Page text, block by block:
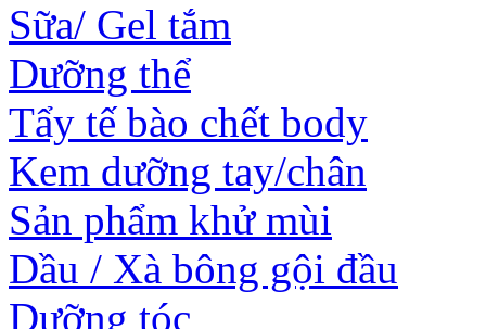
Sữa/ Gel tắm
Dưỡng thể
Tẩy tế bào chết body
Kem dưỡng tay/chân
Sản phẩm khử mùi
Dầu / Xà bông gội đầu
Dưỡng tóc